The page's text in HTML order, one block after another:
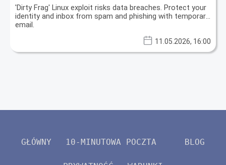
'Dirty Frag' Linux exploit risks data breaches. Protect your
identity and inbox from spam and phishing with temporary
email.
11.05.2026, 16:00
GŁÓWNY 10-MINUTOWA POCZTA BLOG